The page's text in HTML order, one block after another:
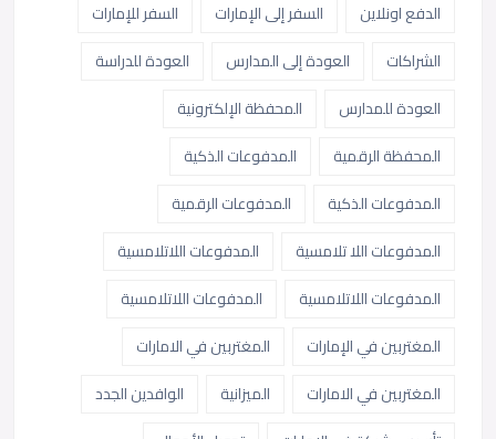
الدفع اونلاين
السفر إلى الإمارات
السفر للإمارات
الشراكات
العودة إلى المدارس
العودة للدراسة
العودة للمدارس
المحفظة الإلكترونية
المحفظة الرقمية
المدفوعات الذكية
المدفوعات الذكية
المدفوعات الرقمية
المدفوعات اللا تلامسية
المدفوعات اللاتلامسية
المدفوعات اللاتلامسية
المدفوعات اللاتلامسية
المغتربين في الإمارات
المغتربين في الامارات
المغتربين في الامارات
الميزانية
الوافدين الجدد